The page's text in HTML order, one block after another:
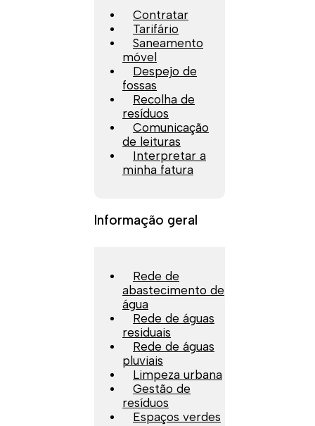
Contratar
Tarifário
Saneamento
móvel
Despejo de
fossas
Recolha de
resíduos
Comunicação
de leituras
Interpretar a
minha fatura
Informação geral
Rede de
abastecimento de
água
Rede de águas
residuais
Rede de águas
pluviais
Limpeza urbana
Gestão de
resíduos
Espaços verdes